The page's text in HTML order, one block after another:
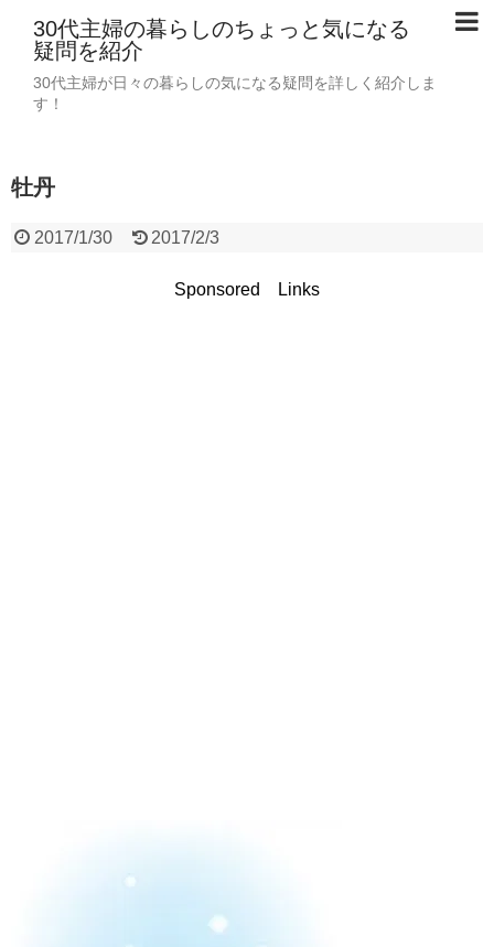
30代主婦の暮らしのちょっと気になる
疑問を紹介
30代主婦が日々の暮らしの気になる疑問を詳しく紹介しま
す！
牡丹
2017/1/30 2017/2/3
Sponsored Links